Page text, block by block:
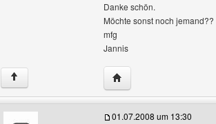
Danke schön.
Möchte sonst noch jemand??
mfg
Jannis
↑ Website dieses
01.07.2008 um 13:30